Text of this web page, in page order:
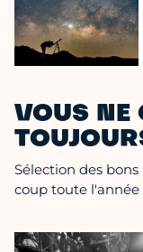
VOUS NE
Sélection des
coup toute l'année